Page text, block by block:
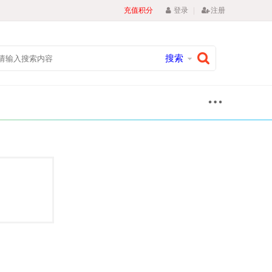
充值积分 登录 | 注册
搜索